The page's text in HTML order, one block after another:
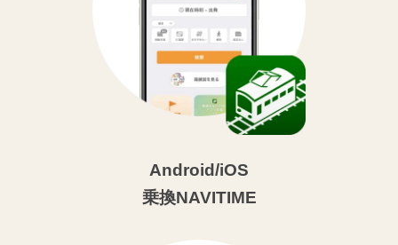
Android/iOS
乗換NAVITIME